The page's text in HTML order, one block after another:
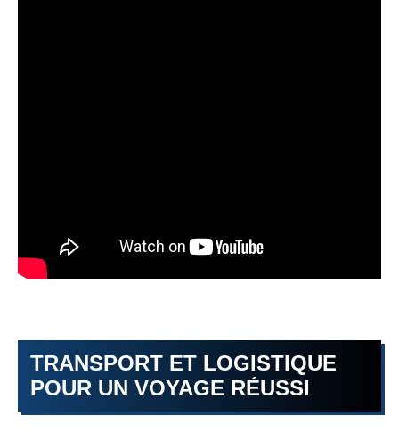
TRANSPORT ET LOGISTIQUE
POUR UN VOYAGE RÉUSSI